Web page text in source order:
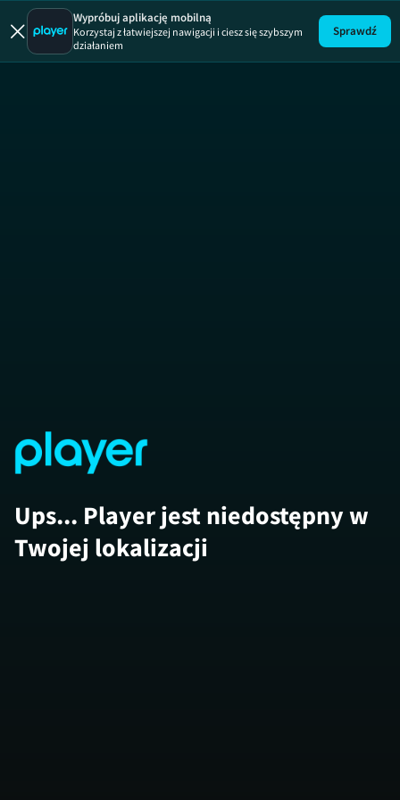
Port ODCINEK 2
PORT
Wypróbuj aplikację mobilną
Korzystaj z łatwiejszej nawigacji i ciesz się szybszym
działaniem
Sprawdź
Ups... Player jest niedostępny w
Twojej lokalizacji